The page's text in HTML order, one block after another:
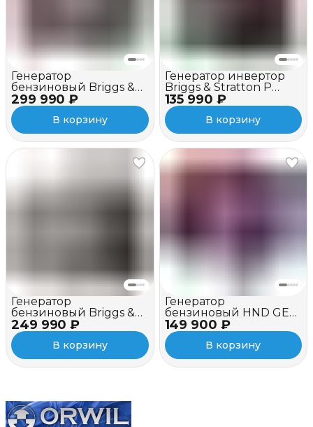
299 990 ₽
Генератор
бензиновый Briggs &
Stratton Q 6500
Inverter
В корзину
135 990 ₽
Генератор инвертор
Briggs & Stratton P
2400 Inverter
В корзину
249 990 ₽
Генератор
бензиновый Briggs &
Stratton P 4500
Inverter
В корзину
149 900 ₽
Генератор
бензиновый HND GE
7000 XNST ATS
В корзину